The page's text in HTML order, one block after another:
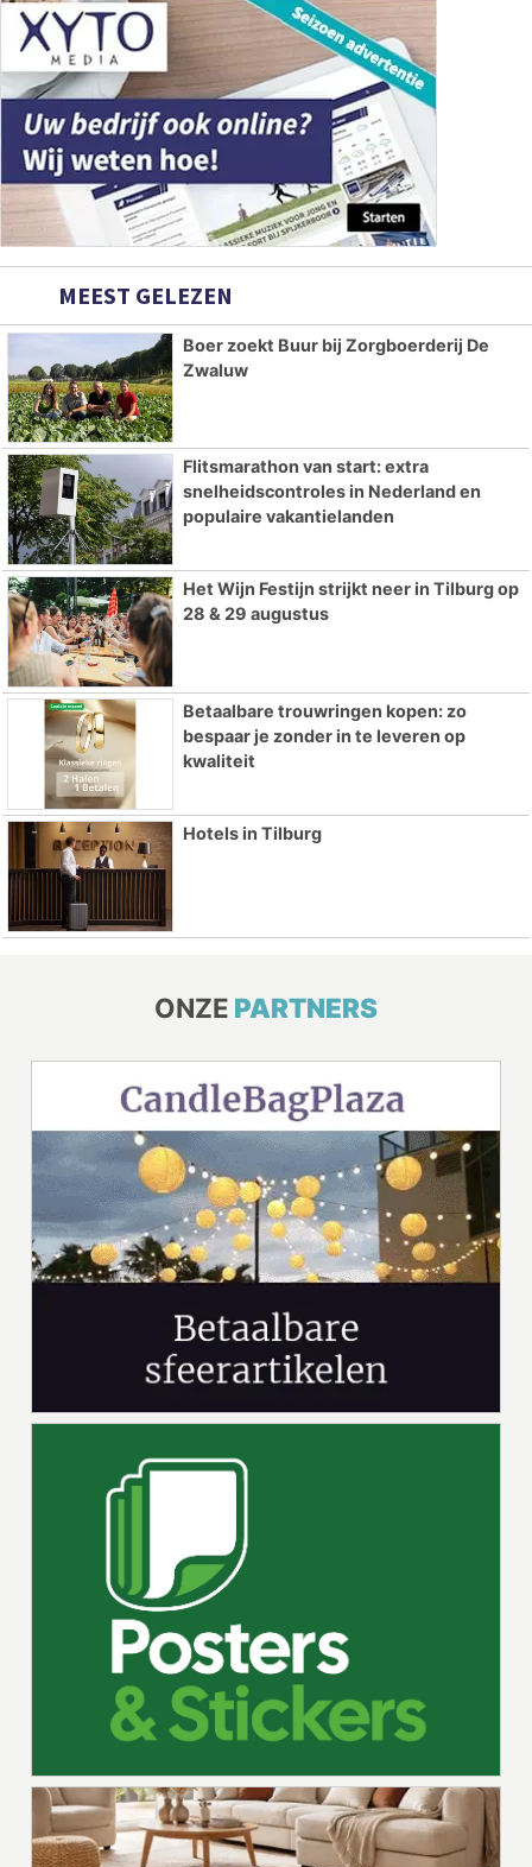
MEEST GELEZEN
Boer zoekt Buur bij Zorgboerderij De
Zwaluw
Flitsmarathon van start: extra
snelheidscontroles in Nederland en
populaire vakantielanden
Het Wijn Festijn strijkt neer in Tilburg op
28 & 29 augustus
Betaalbare trouwringen kopen: zo
bespaar je zonder in te leveren op
kwaliteit
Hotels in Tilburg
ONZE PARTNERS